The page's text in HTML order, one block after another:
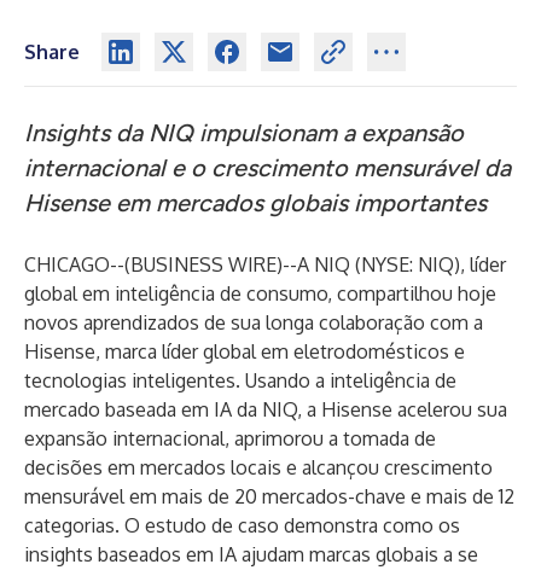
Share
Insights da NIQ impulsionam a expansão
internacional e o crescimento mensurável da
Hisense em mercados globais importantes
CHICAGO--(BUSINESS WIRE)--A NIQ (NYSE: NIQ), líder
global em inteligência de consumo, compartilhou hoje
novos aprendizados de sua longa colaboração com a
Hisense, marca líder global em eletrodomésticos e
tecnologias inteligentes. Usando a inteligência de
mercado baseada em IA da NIQ, a Hisense acelerou sua
expansão internacional, aprimorou a tomada de
decisões em mercados locais e alcançou crescimento
mensurável em mais de 20 mercados-chave e mais de 12
categorias. O estudo de caso demonstra como os
insights baseados em IA ajudam marcas globais a se